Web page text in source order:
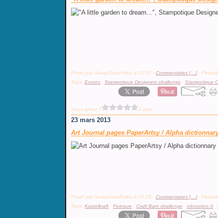
Posté par ScrapCocoFolies à 21:57 - Commentaires [… ] -
Tags: Encres Stampotique Designers challenge Stampotique
Vous aimez ? 0 vote
23 mars 2013
Art Journal pages PaperArtsy / Alpha
Posté par ScrapCocoFolies à 16:23 - Commentaires [… ] -
Tags: Katzelkraft Peinture Craft Barn challenge néocolors II